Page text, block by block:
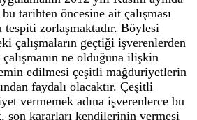
tarihten öncesine ait çalışması
tespiti zorlaşmaktadır. Böylesi
çalışmaların geçtiği işverenlerden
ne olduğuna ilişkin
edilmesi çeşitli mağduriyetlerin
faydalı olacaktır. Çeşitli
vermemek adına işverenlerce bu
son kararları kendilerinin vermesi